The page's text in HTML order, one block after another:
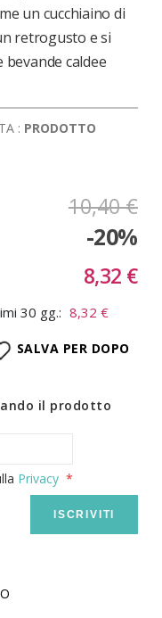
un cucchiaino di
retrogusto e si
caldee
: PRODOTTO
10,40 €
-20%
8,32 €
30 gg.: 8,32 €
SALVA PER DOPO
il prodotto
Privacy
ISCRIVITI